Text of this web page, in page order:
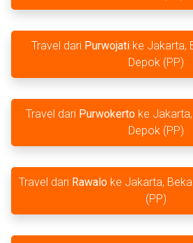
Travel dari Purwojati ke Jakarta,
Depok (PP)
Travel dari Purwokerto ke
Depok (PP)
Travel dari Rawalo ke Jakarta,
(PP)